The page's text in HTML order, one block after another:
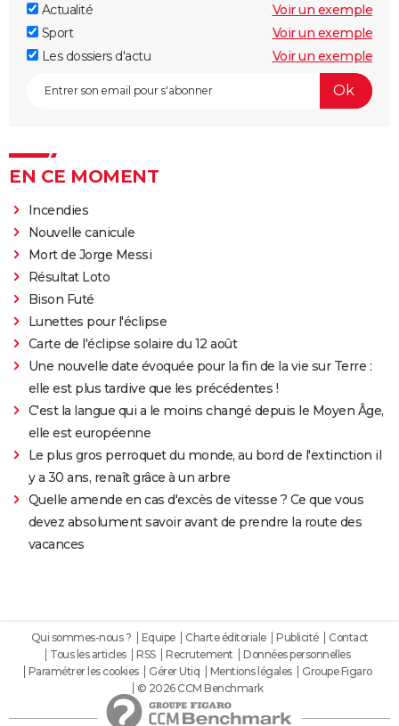
Actualité
Voir un exemple
Sport
Voir un exemple
Les dossiers d'actu
Voir un exemple
EN CE MOMENT
Incendies
Nouvelle canicule
Mort de Jorge Messi
Résultat Loto
Bison Futé
Lunettes pour l'éclipse
Carte de l'éclipse solaire du 12 août
Une nouvelle date évoquée pour la fin de la vie sur Terre :
elle est plus tardive que les précédentes !
C'est la langue qui a le moins changé depuis le Moyen Âge,
elle est européenne
Le plus gros perroquet du monde, au bord de l'extinction il
y a 30 ans, renaît grâce à un arbre
Quelle amende en cas d'excès de vitesse ? Ce que vous
devez absolument savoir avant de prendre la route des
vacances
Qui sommes-nous ? Equipe Charte éditoriale Publicité
Contact
Tous les articles
RSS Recrutement
Données personnelles
Paramétrer les cookies
Gérer Utiq Mentions légales
Groupe Figaro
© 2026 CCM Benchmark